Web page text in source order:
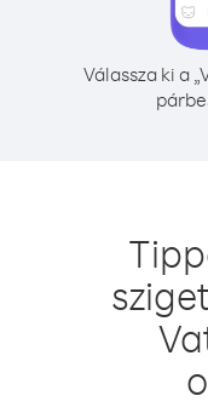
Válassza ki a